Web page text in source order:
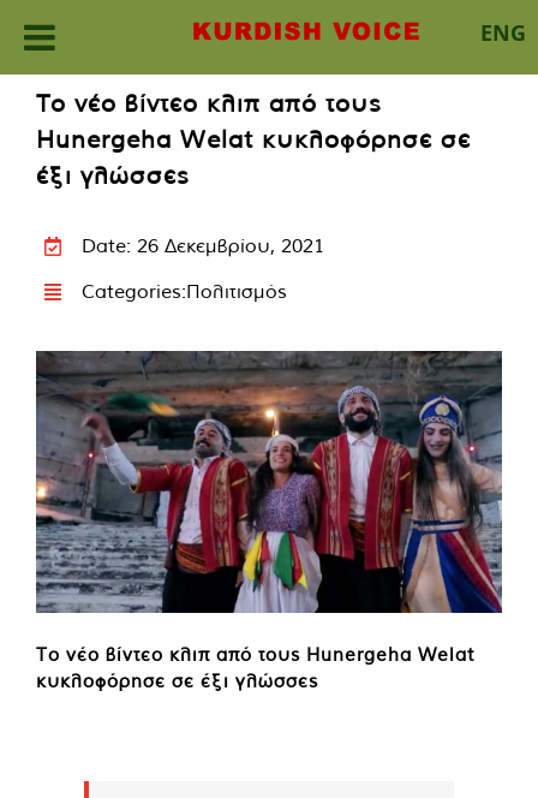
ENG
content
Το νέο βίντεο κλιπ από τους
Hunergeha Welat κυκλοφόρησε σε
έξι γλώσσες
Date: 26 Δεκεμβρίου, 2021
Categories:Πολιτισμός
Το νέο βίντεο κλιπ από τους Hunergeha Welat
κυκλοφόρησε σε έξι γλώσσες